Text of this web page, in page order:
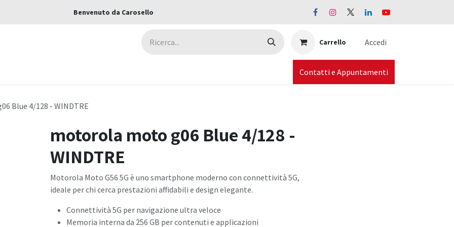
Benvenuto da Carosello
Carrello Accedi
Contatti e Appuntamenti
Blue 4/128 - WINDTRE
motorola moto g06 Blue 4/128 -
WINDTRE
Motorola Moto G56 5G è uno smartphone moderno con connettività 5G,
ideale per chi cerca prestazioni affidabili e design elegante.
Connettività 5G per navigazione ultra veloce
Memoria interna da 256 GB per contenuti e applicazioni